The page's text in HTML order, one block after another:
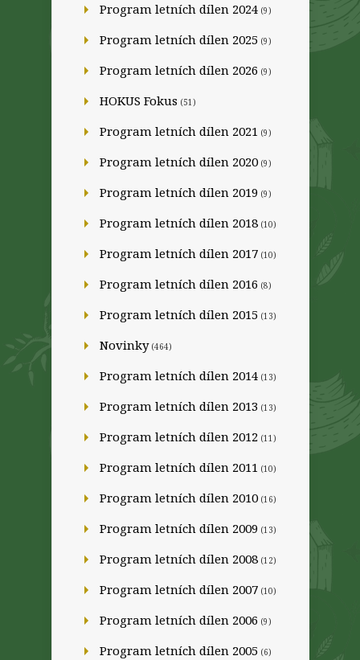
Program letních dílen 2024 (9)
Program letních dílen 2025 (9)
Program letních dílen 2026 (9)
HOKUS Fokus (51)
Program letních dílen 2021 (9)
Program letních dílen 2020 (9)
Program letních dílen 2019 (9)
Program letních dílen 2018 (10)
Program letních dílen 2017 (10)
Program letních dílen 2016 (8)
Program letních dílen 2015 (13)
Novinky(464)
Program letních dílen 2014 (13)
Program letních dílen 2013 (13)
Program letních dílen 2012 (11)
Program letních dílen 2011 (10)
Program letních dílen 2010 (16)
Program letních dílen 2009 (13)
Program letních dílen 2008 (12)
Program letních dílen 2007 (10)
Program letních dílen 2006 (9)
Program letních dílen 2005 (6)